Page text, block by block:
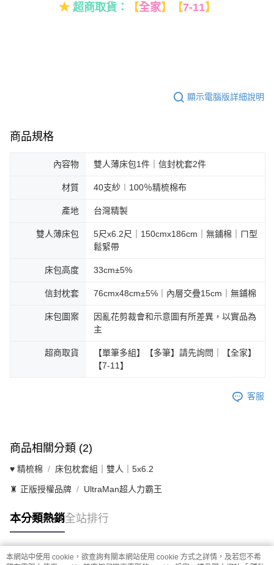
★ 超商取貨： 【全家】 【7-11】
顯示電腦版詳細說明
商品規格
內容物 雙人薄床包1件｜信封枕套2件
材質 40支紗︱100％精梳棉布
產地 台灣精製
雙人薄床包
5尺x6.2尺｜150cmx186cm｜無鋪棉｜ㄇ型
鬆緊帶
床包高度 33cm±5%
信封枕套 76cmx48cm±5℅｜內層交疊15cm｜無鋪棉
床包圖案
因亂花剪裁會和示意圖有所差異，以實品為
主
超商取貨
【單筆多組】【多筆】請先詢問｜【全家】
【7-11】
客服
商品相關分類 (2)
♥ 精梳棉 床包枕套組｜雙人｜5x6.2
♜ 正版授權品牌 UltraMan超人力霸王
本分類熱銷全站排行
本網站中使用 cookie，欲查詢有關本網站使用 cookie 方式之詳情，及若您不希